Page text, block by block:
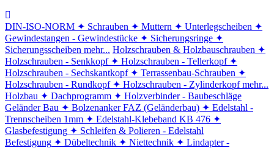
DIN-ISO-NORM ✦ Schrauben ✦ Muttern ✦ Unterlegscheiben ✦
Gewindestangen - Gewindestücke ✦ Sicherungsringe ✦
Sicherungsscheiben mehr... Holzschrauben & Holzbauschrauben ✦
Holzschrauben - Senkkopf ✦ Holzschrauben - Tellerkopf ✦
Holzschrauben - Sechskantkopf ✦ Terrassenbau-Schrauben ✦
Holzschrauben - Rundkopf ✦ Holzschrauben - Zylinderkopf mehr...
Holzbau ✦ Dachprogramm ✦ Holzverbinder - Baubeschläge
Geländer Bau ✦ Bolzenanker FAZ (Geländerbau) ✦ Edelstahl -
Trennscheiben 1mm ✦ Edelstahl-Klebeband KB 476 ✦
Glasbefestigung ✦ Schleifen & Polieren - Edelstahl
Befestigung ✦ Dübeltechnik ✦ Niettechnik ✦ Lindapter -